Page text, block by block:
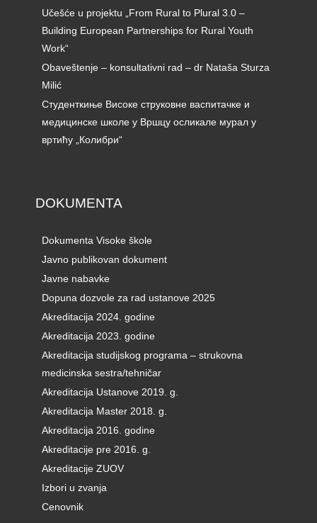
Učešće u projektu „From Rural to Plural 3.0 –
Building European Partnerships for Rural Youth
Work“
Obaveštenje – konsultativni rad – dr Nataša Sturza
Milić
Студенткиње Високе струковне васпитачке и
медицинске школе у Вршцу осликале мурал у
вртићу „Колибри“
DOKUMENTA
Dokumenta Visoke škole
Javno publikovan dokument
Javne nabavke
Dopuna dozvole za rad ustanove 2025
Akreditacija 2024. godine
Akreditacija 2023. godine
Akreditacija studijskog programa – strukovna
medicinska sestra/tehničar
Akreditacija Ustanove 2019. g.
Akreditacija Master 2018. g.
Akreditacija 2016. godine
Akreditacije pre 2016. g.
Akreditacije ZUOV
Izbori u zvanja
Cenovnik